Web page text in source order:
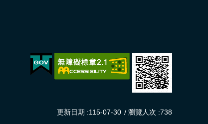
更新日期 115-07-30 瀏覽人次 738